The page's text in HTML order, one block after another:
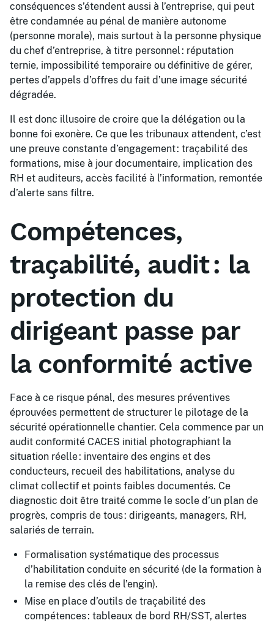
conséquences s’étendent aussi à l’entreprise, qui peut
être condamnée au pénal de manière autonome
(personne morale), mais surtout à la personne physique
du chef d’entreprise, à titre personnel : réputation
ternie, impossibilité temporaire ou définitive de gérer,
pertes d’appels d’offres du fait d’une image sécurité
dégradée.
Il est donc illusoire de croire que la délégation ou la
bonne foi exonère. Ce que les tribunaux attendent, c’est
une preuve constante d’engagement : traçabilité des
formations, mise à jour documentaire, implication des
RH et auditeurs, accès facilité à l’information, remontée
d’alerte sans filtre.
Compétences,
traçabilité, audit : la
protection du
dirigeant passe par
la conformité active
Face à ce risque pénal, des mesures préventives
éprouvées permettent de structurer le pilotage de la
sécurité opérationnelle chantier. Cela commence par un
audit conformité CACES initial photographiant la
situation réelle : inventaire des engins et des
conducteurs, recueil des habilitations, analyse du
climat collectif et points faibles documentés. Ce
diagnostic doit être traité comme le socle d’un plan de
progrès, compris de tous : dirigeants, managers, RH,
salariés de terrain.
Formalisation systématique des processus
d’habilitation conduite en sécurité (de la formation à
la remise des clés de l’engin).
Mise en place d’outils de traçabilité des
compétences : tableaux de bord RH/SST, alertes